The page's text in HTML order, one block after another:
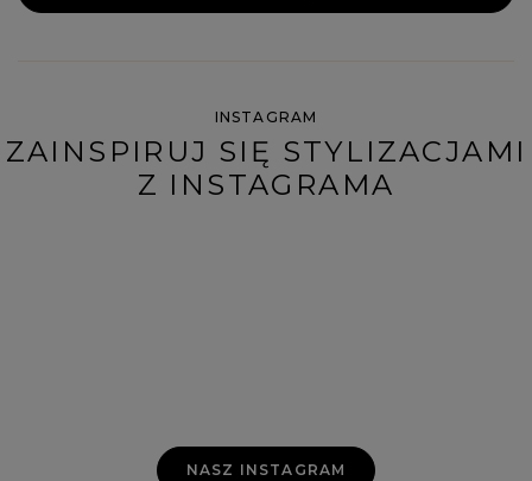
INSTAGRAM
ZAINSPIRUJ SIĘ STYLIZACJAMI
Z INSTAGRAMA
NASZ INSTAGRAM